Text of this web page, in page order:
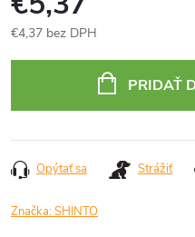
€4,37 bez DPH
PRIDAŤ
Opýtať sa Strážiť
Značka:SHINTO